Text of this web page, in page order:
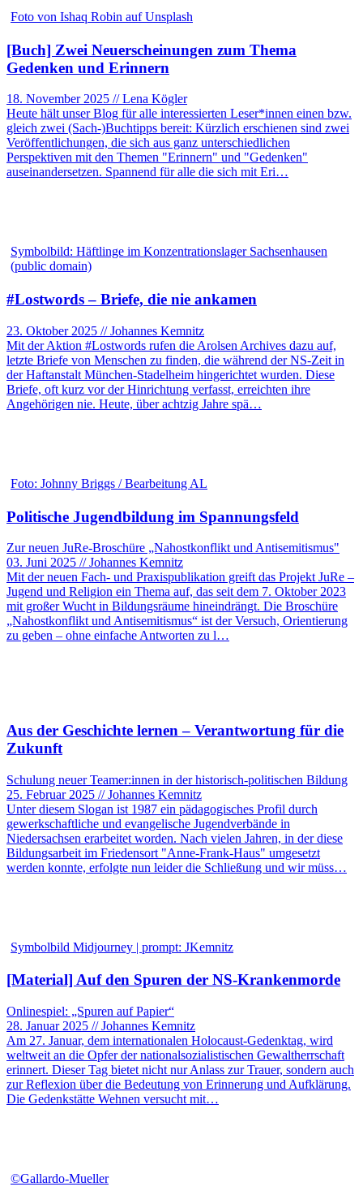
Foto von Ishaq Robin auf Unsplash
[Buch] Zwei Neuerscheinungen zum Thema
Gedenken und Erinnern
18. November 2025 // Lena Kögler
Heute hält unser Blog für alle interessierten Leser*innen einen bzw.
gleich zwei (Sach-)Buchtipps bereit: Kürzlich erschienen sind zwei
Veröffentlichungen, die sich aus ganz unterschiedlichen
Perspektiven mit den Themen "Erinnern" und "Gedenken"
auseinandersetzen. Spannend für alle die sich mit Eri…
Symbolbild: Häftlinge im Konzentrationslager Sachsenhausen
(public domain)
#Lostwords – Briefe, die nie ankamen
23. Oktober 2025 // Johannes Kemnitz
Mit der Aktion #Lostwords rufen die Arolsen Archives dazu auf,
letzte Briefe von Menschen zu finden, die während der NS-Zeit in
der Haftanstalt München-Stadelheim hingerichtet wurden. Diese
Briefe, oft kurz vor der Hinrichtung verfasst, erreichten ihre
Angehörigen nie. Heute, über achtzig Jahre spä…
Foto: Johnny Briggs / Bearbeitung AL
Politische Jugendbildung im Spannungsfeld
Zur neuen JuRe-Broschüre „Nahostkonflikt und Antisemitismus"
03. Juni 2025 // Johannes Kemnitz
Mit der neuen Fach- und Praxispublikation greift das Projekt JuRe –
Jugend und Religion ein Thema auf, das seit dem 7. Oktober 2023
mit großer Wucht in Bildungsräume hineindrängt. Die Broschüre
„Nahostkonflikt und Antisemitismus“ ist der Versuch, Orientierung
zu geben – ohne einfache Antworten zu l…
Aus der Geschichte lernen – Verantwortung für die
Zukunft
Schulung neuer Teamer:innen in der historisch-politischen Bildung
25. Februar 2025 // Johannes Kemnitz
Unter diesem Slogan ist 1987 ein pädagogisches Profil durch
gewerkschaftliche und evangelische Jugendverbände in
Niedersachsen erarbeitet worden. Nach vielen Jahren, in der diese
Bildungsarbeit im Friedensort "Anne-Frank-Haus" umgesetzt
werden konnte, erfolgte nun leider die Schließung und wir müss…
Symbolbild Midjourney | prompt: JKemnitz
[Material] Auf den Spuren der NS-Krankenmorde
Onlinespiel: „Spuren auf Papier“
28. Januar 2025 // Johannes Kemnitz
Am 27. Januar, dem internationalen Holocaust-Gedenktag, wird
weltweit an die Opfer der nationalsozialistischen Gewaltherrschaft
erinnert. Dieser Tag bietet nicht nur Anlass zur Trauer, sondern auch
zur Reflexion über die Bedeutung von Erinnerung und Aufklärung.
Die Gedenkstätte Wehnen versucht mit…
©Gallardo-Mueller